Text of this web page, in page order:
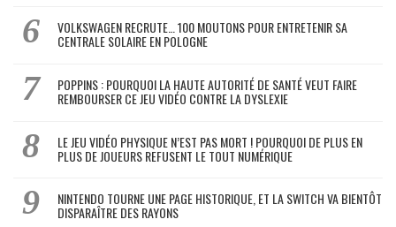
VOLKSWAGEN RECRUTE… 100 MOUTONS POUR ENTRETENIR SA
CENTRALE SOLAIRE EN POLOGNE
POPPINS : POURQUOI LA HAUTE AUTORITÉ DE SANTÉ VEUT FAIRE
REMBOURSER CE JEU VIDÉO CONTRE LA DYSLEXIE
LE JEU VIDÉO PHYSIQUE N’EST PAS MORT ! POURQUOI DE PLUS EN
PLUS DE JOUEURS REFUSENT LE TOUT NUMÉRIQUE
NINTENDO TOURNE UNE PAGE HISTORIQUE, ET LA SWITCH VA BIENTÔT
DISPARAÎTRE DES RAYONS